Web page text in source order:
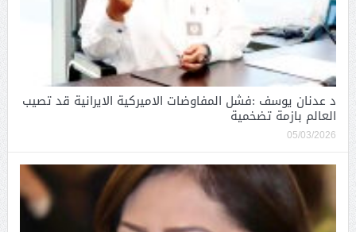
د عدنان يوسف :فشل المفاوضات الاميركية الايرانية قد تصيب
العالم بازمة تضخمية
05/03/2026